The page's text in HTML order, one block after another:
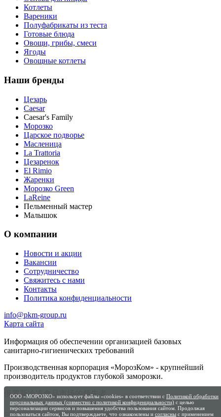
Котлеты
Вареники
Полуфабрикаты из теста
Готовые блюда
Овощи, грибы, смеси
Ягоды
Овощные котлеты
Наши бренды
Цезарь
Caesar
Caesar's Family
Морозко
Царское подворье
Масленица
La Trattoria
Цезаренок
El Rimio
Жаренки
Морозко Green
LaReine
Пельменный мастер
Малышок
О компании
Новости и акции
Вакансии
Сотрудничество
Свяжитесь с нами
Контакты
Политика конфиденциальности
info@pkm-group.ru
Карта сайта
Информация об обеспечении организацией базовых
санитарно-гигиенических требований
Производственная корпорация «МорозКом» - крупнейший
производитель продуктов глубокой заморозки.
俄罗斯冷冻食品市场的领先者
ООО «МОРОЗКО» использует файлы «cookies» в соответствии с Политикой обработки
персональных данных (совместно с политикой конфиденциальности) с целью
персонализации сервисов и повышения удобства пользования сайтом. Продолжая
пользоваться сайтом, Вы подтверждаете, что ознакомлены и согласны с применением